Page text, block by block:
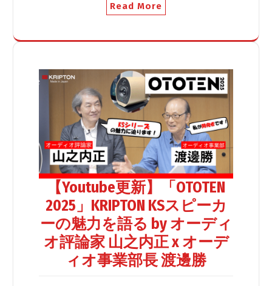
Read More
【Youtube更新】「OTOTEN
2025」KRIPTON KSスピーカ
ーの魅力を語る by オーディ
オ評論家 山之内正 x オーデ
ィオ事業部長 渡邊勝